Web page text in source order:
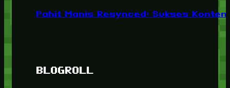
Pahit Manis Resynced: Sukses
BLOGROLL